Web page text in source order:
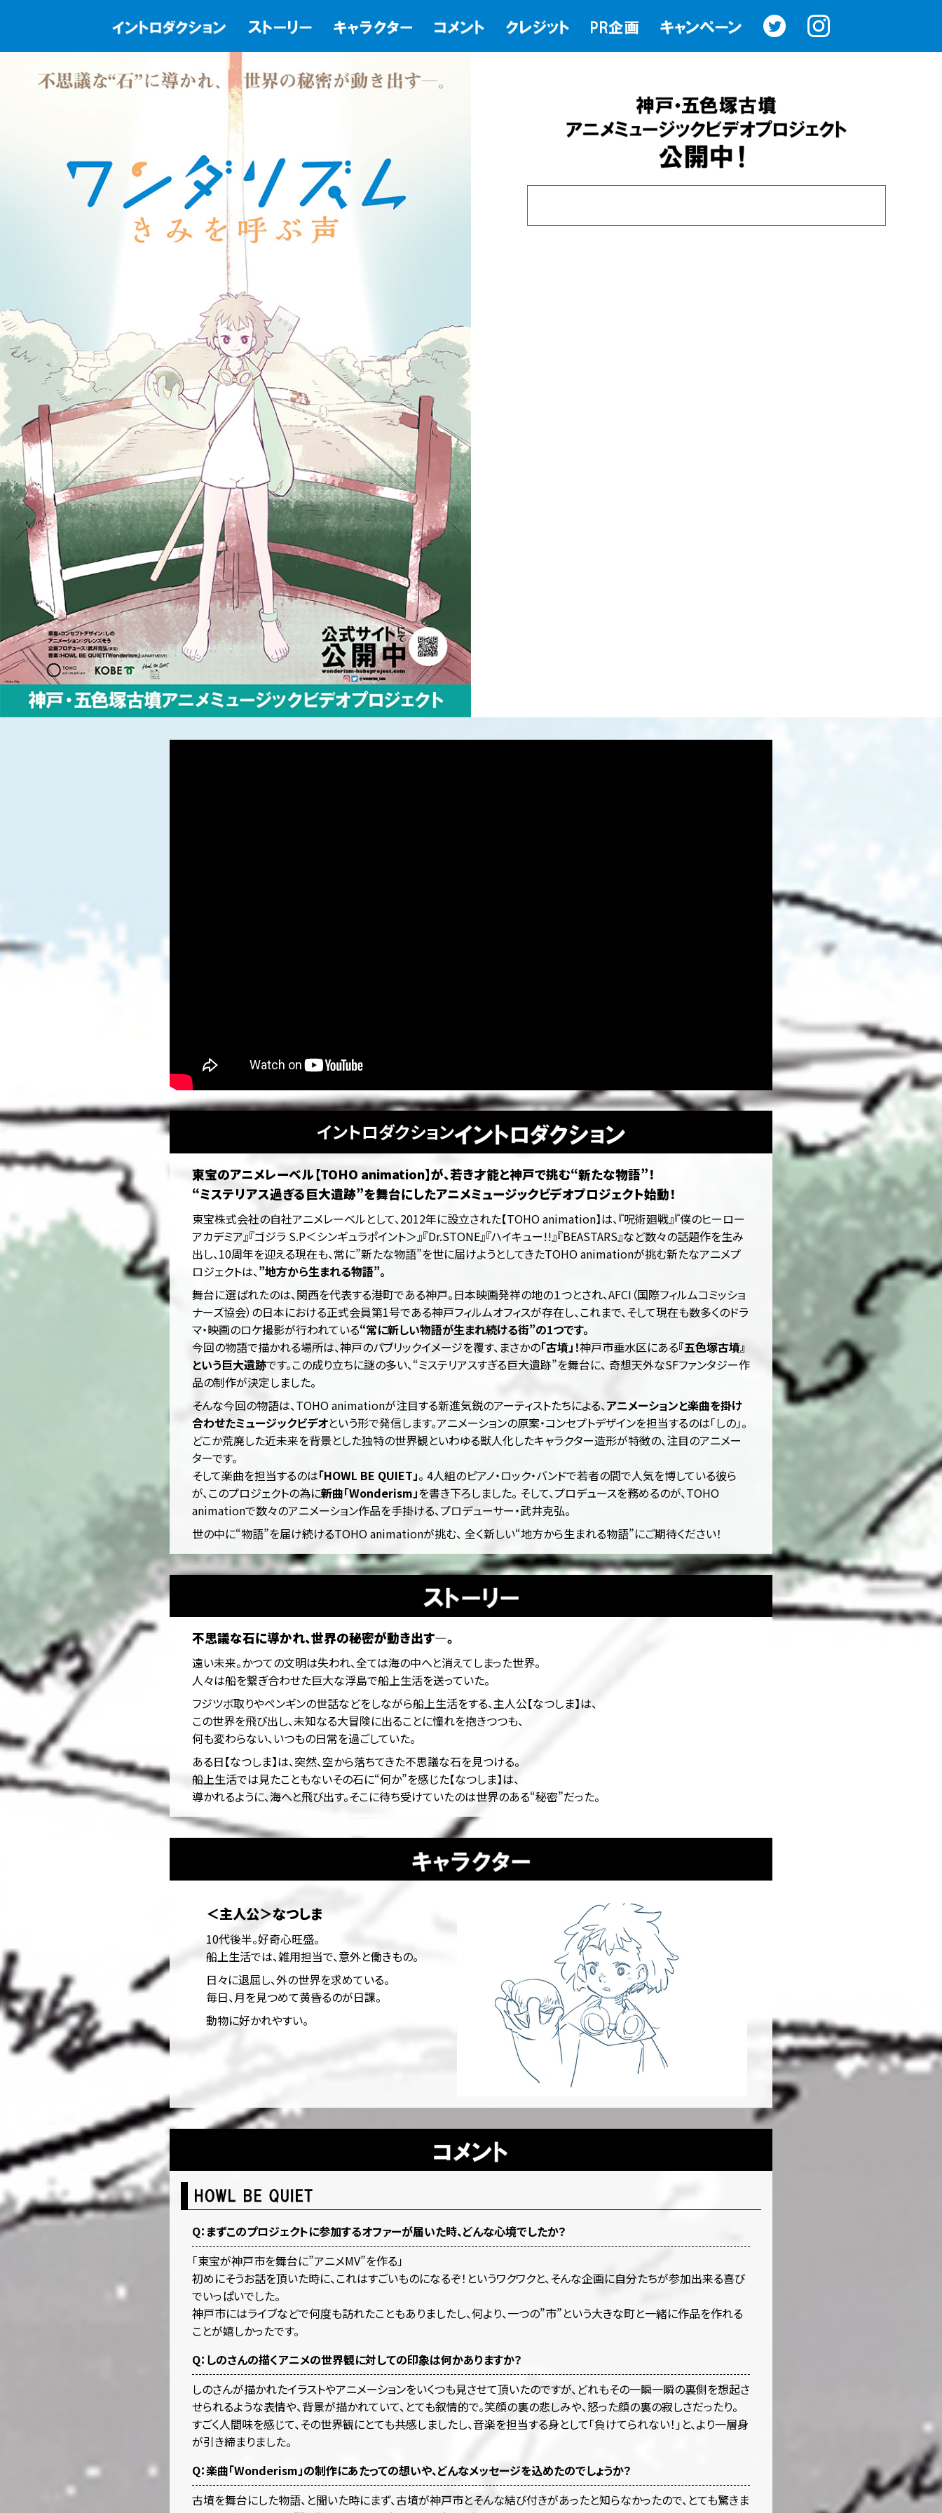
イントロダクション
東宝のアニメレーベル【TOHO animation】が、若き才能と神戸で挑む“新たな物語”！
“ミステリアス過ぎる巨大遺跡”を舞台にしたアニメミュージックビデオプロジェクト始動！
東宝株式会社の自社アニメレーベルとして、2012年に設立された【TOHO animation】は、『呪術廻戦』『僕のヒーロー
アカデミア』『ゴジラ S.P＜シンギュラポイント＞』『Dr.STONE』『ハイキュー!!』『BEASTARS』など数々の話題作を生み
出し、10周年を迎える現在も、常に”新たな物語”を世に届けようとしてきたTOHO animationが挑む新たなアニメプ
ロジェクトは、”地方から生まれる物語”。
舞台に選ばれたのは、関西を代表する港町である神戸。日本映画発祥の地の１つとされ、AFCI（国際フィルムコミッショ
ナーズ協会）の日本における正式会員第1号である神戸フィルムオフィスが存在し、これまで、そして現在も数多くのドラ
マ・映画のロケ撮影が行われている“常に新しい物語が生まれ続ける街”の1つです。
今回の物語で描かれる場所は、神戸のパブリックイメージを覆す、まさかの「古墳」！神戸市垂水区にある『五色塚古墳』
という巨大遺跡です。この成り立ちに謎の多い、“ミステリアスすぎる巨大遺跡”を舞台に、 奇想天外なSFファンタジー作
品の制作が決定しました。
そんな今回の物語は、TOHO animationが注目する新進気鋭のアーティストたちによる、アニメーションと楽曲を掛け
合わせたミュージックビデオという形で発信します。アニメーションの原案・コンセプトデザインを担当するのは「しの」。
どこか荒廃した近未来を背景とした独特の世界観といわゆる獣人化したキャラクター造形が特徴の、注目のアニメー
ターです。
そして楽曲を担当するのは「HOWL BE QUIET」。 4人組のピアノ・ロック・バンドで若者の間で人気を博している彼ら
が、このプロジェクトの為に新曲「Wonderism」を書き下ろしました。 そして、プロデュースを務めるのが、TOHO
animationで数々のアニメーション作品を手掛ける、プロデューサー・武井克弘。
世の中に“物語”を届け続けるTOHO animationが挑む、 全く新しい“地方から生まれる物語”にご期待ください！
不思議な石に導かれ、世界の秘密が動き出す―。
遠い未来。かつての文明は失われ、全ては海の中へと消えてしまった世界。
人々は船を繋ぎ合わせた巨大な浮島で船上生活を送っていた。
フジツボ取りやペンギンの世話などをしながら船上生活をする、主人公【なつしま】は、
この世界を飛び出し、未知なる大冒険に出ることに憧れを抱きつつも、
何も変わらない、いつもの日常を過ごしていた。
ある日【なつしま】は、突然、空から落ちてきた不思議な石を見つける。
船上生活では見たこともないその石に“何か”を感じた【なつしま】は、
導かれるように、海へと飛び出す。そこに待ち受けていたのは世界のある“秘密”だった――。
＜主人公＞なつしま
10代後半。好奇心旺盛。
船上生活では、雑用担当で、意外と働きもの。
日々に退屈し、外の世界を求めている。
毎日、月を見つめて黄昏るのが日課。
動物に好かれやすい。
Q：まずこのプロジェクトに参加するオファーが届いた時、どんな心境でしたか？
「東宝が神戸市を舞台に”アニメMV”を作る」
初めにそうお話を頂いた時に、これはすごいものになるぞ！というワクワクと、そんな企画に自分たちが参加出来る喜び
でいっぱいでした。
神戸市にはライブなどで何度も訪れたこともありましたし、何より、一つの”市”という大きな町と一緒に作品を作れる
ことが嬉しかったです。
Q：しのさんの描くアニメの世界観に対しての印象は何かありますか？
しのさんが描かれたイラストやアニメーションをいくつも見させて頂いたのですが、どれもその一瞬一瞬の裏側を想起さ
せられるような表情や、背景が描かれていて、とても叙情的で。笑顔の裏の悲しみや、怒った顔の裏の寂しさだったり。
すごく人間味を感じて、その世界観にとても共感しましたし、音楽を担当する身として「負けてられない！」と、より一層身
が引き締まりました。
Q：楽曲「Wonderism」の制作にあたっての想いや、どんなメッセージを込めたのでしょうか？
古墳を舞台にした物語、と聞いた時にまず、古墳が神戸市とそんな結び付きがあったと知らなかったので、とても驚きま